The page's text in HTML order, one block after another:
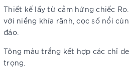
Thiết kế lấy từ cảm hứng chiếc
với niềng khía rãnh, cọc số nổi
đáo.
Tông màu trắng kết hợp các chỉ
trọng.